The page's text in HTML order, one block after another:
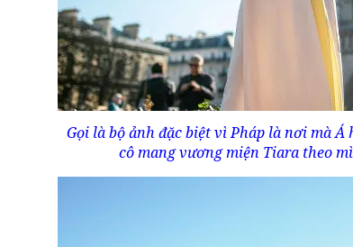
Gọi là bộ ảnh đặc biệt vì Pháp là nơi mà
cô mang vương miện Tiara theo